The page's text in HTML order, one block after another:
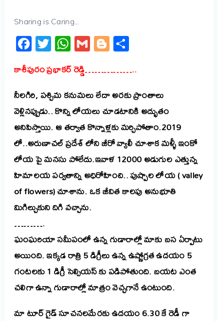
Sharing is Caring...
Facebook
Twitter
WhatsApp
GmailBlogger
Share
కాశీపురం ప్రభాకర్ రెడ్డి……………..
నీలగిరి, పశ్చిమ కనుమలు లేదా అరకు ప్రాంతాలు
వెళ్లినప్పుడు.. కొన్ని లోయలు చూడటానికి అద్భుతం
అనిపిస్తాయి. ఆ తర్వాత కొన్నాళ్లకు మర్చిపోతాం.2019
లో..అరుణాచల్ ప్రదేశ్ లోని జీరో వ్యాలీ చూశాక మళ్ళీ ఇంకో
లోయ పై మనసు పోలేదు.ఇవాళ 12000 అడుగుల ఎత్తున్న
హిమాలయ పర్వతాన్ని అధిరోహించి.. పుష్పాల లోయ ( valley
of flowers) చూశాను. ఒక జీవిత కాలపు అనుభూతి
మిగిల్చుకుని దిగి వచ్చాను.
……….
ఘంఘరియా సమీపంలో ఉన్న గుడారాల్లో మాకు బస ఏర్పాటు
అయింది. ఇక్కడ రాత్రి 5 డిగ్రీలు ఉన్న ఉష్ణోగ్రత ఉదయం 5
గంటలకు 1 డిగ్రీ సెల్సియస్ కు పడిపోతుంది. బయట ఎంత
చలిగా ఉన్నా గుడారాల్లో మాత్రం వెచ్చగానే ఉంటుంది.
మా టూర్ గైడ్ సూచనలమేరకు ఉదయం 6.30 కే రెడీ గా